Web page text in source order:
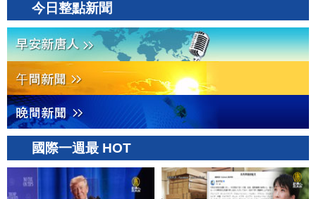
今日整點新聞
國際一週最 HOT